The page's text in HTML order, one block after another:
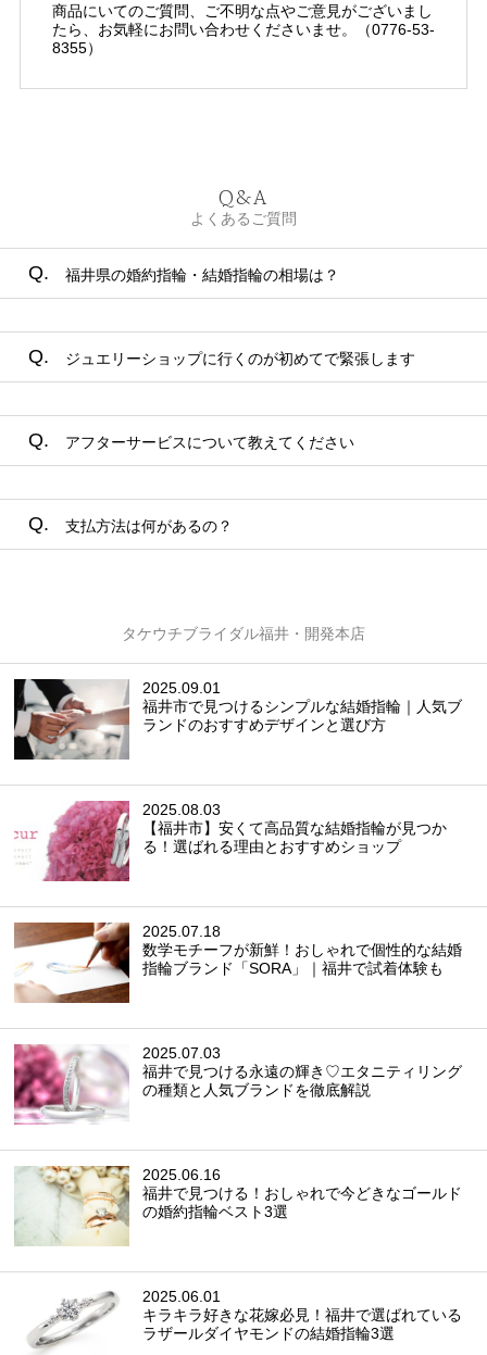
商品にいてのご質問、ご不明な点やご意見がございまし
たら、お気軽にお問い合わせくださいませ。（0776-53-
8355）
Q&A
よくあるご質問
Q. 福井県の婚約指輪・結婚指輪の相場は？
A.
婚約指輪の平均は30万円、結婚指輪の平均は25万円くらい
ですが…お客様それぞれによって、ブライダルリングの予
算は違います。予算、デザイン、着け心地などにこだわ
ルリングに出会うためにも、何なりとご要望をお申し付け
くださいませ。
Q. ジュエリーショップに行くのが初めてで緊張します
A.
安心してください！大丈夫ですよ。一生に一度のお品物な
ので、皆様緊張されていますが、明るいスタッフが店内で
お待ちいたしております。リラックスできる店内環境です
Q. アフターサービスについて教えてください
A.
タケウチブライダルでは、永久保証サービスをお付けして
おります。詳細はHP上部にリンクがありますので、ご覧く
ださい。
Q. 支払方法は何があるの？
方が分割でのお支払いを選ばれています。ご結婚に関して
何かとお金が必要になりますので、一生身につける結婚指
輪をゆっく支払おう、と考える方が多くいらっしゃいま
す。
タケウチブライダル福井・開発本店
2025.09.01
福井市で見つけるシンプルな結婚指輪｜人気ブ
ランドのおすすめデザインと選び方
2025.08.03
【福井市】安くて高品質な結婚指輪が見つか
る！選ばれる理由とおすすめショップ
2025.07.18
数学モチーフが新鮮！おしゃれで個性的な結婚
指輪ブランド「SORA」｜福井で試着体験も
2025.07.03
福井で見つける永遠の輝き♡エタニティリング
の種類と人気ブランドを徹底解説
2025.06.16
福井で見つける！おしゃれで今どきなゴールド
の婚約指輪ベスト3選
2025.06.01
キラキラ好きな花嫁必見！福井で選ばれている
ラザールダイヤモンドの結婚指輪3選